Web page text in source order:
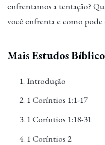
enfrentamos a tentação?
você enfrenta e como pode
Mais Estudos
Introdução
1 Coríntios 1:1-17
1 Coríntios 1:18-31
1 Coríntios 2